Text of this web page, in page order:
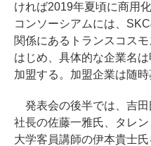
ければ2019年夏頃に商用
コンソーシアムには、
関係にあるトランスコス
はじめ、具体的な企業名
加盟する。加盟企業は随時
発表会の後半では、吉田
社長の佐藤一雅氏、タレ
大学客員講師の伊本貴士